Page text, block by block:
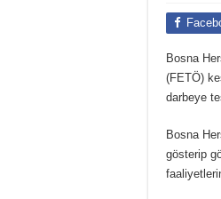
Bosna
(FETÖ)
darbeye
Bosna
gösterip